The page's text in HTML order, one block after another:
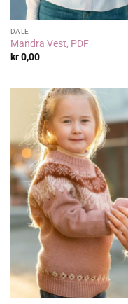
DALE
Mandra Vest, PDF
kr0,00